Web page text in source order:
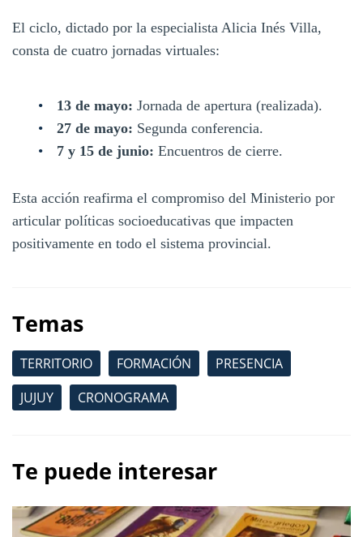
El ciclo, dictado por la especialista Alicia Inés Villa,
consta de cuatro jornadas virtuales:
13 de mayo: Jornada de apertura (realizada).
27 de mayo: Segunda conferencia.
7 y 15 de junio: Encuentros de cierre.
Esta acción reafirma el compromiso del Ministerio por
articular políticas socioeducativas que impacten
positivamente en todo el sistema provincial.
Temas
TERRITORIO FORMACIÓN
PRESENCIA
JUJUY
CRONOGRAMA
Te puede interesar